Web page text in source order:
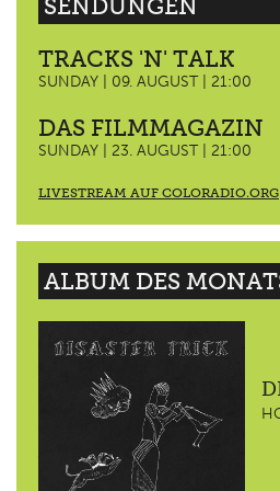
SENDUNGEN
TRACKS 'N' TALK
SUNDAY | 09. AUGUST | 21:00
DAS FILMMAGAZIN
SUNDAY | 23. AUGUST | 21:00
LIVESTREAM AUF COLORADIO.ORG
ALBUM DES